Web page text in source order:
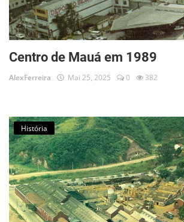
Centro de Mauá em 1989
AlexFerreira Mai 25, 2025 0 382
História